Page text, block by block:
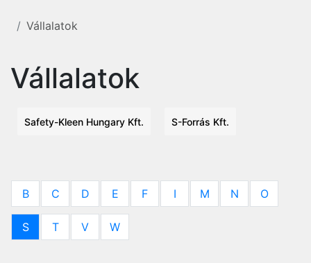
Vállalatok
Vállalatok
Safety-Kleen Hungary Kft. S-Forrás Kft.
B C D E F I M N O
S T V W